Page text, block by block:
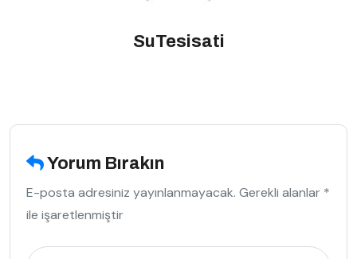
SuTesisati
Yorum Bırakın
E-posta adresiniz yayınlanmayacak. Gerekli alanlar *
ile işaretlenmiştir